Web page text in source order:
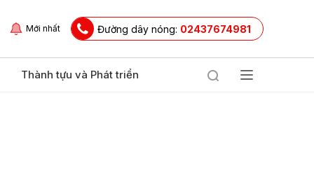
Mới nhất Đường dây nóng: 02437674981
Thành tựu và Phát triển